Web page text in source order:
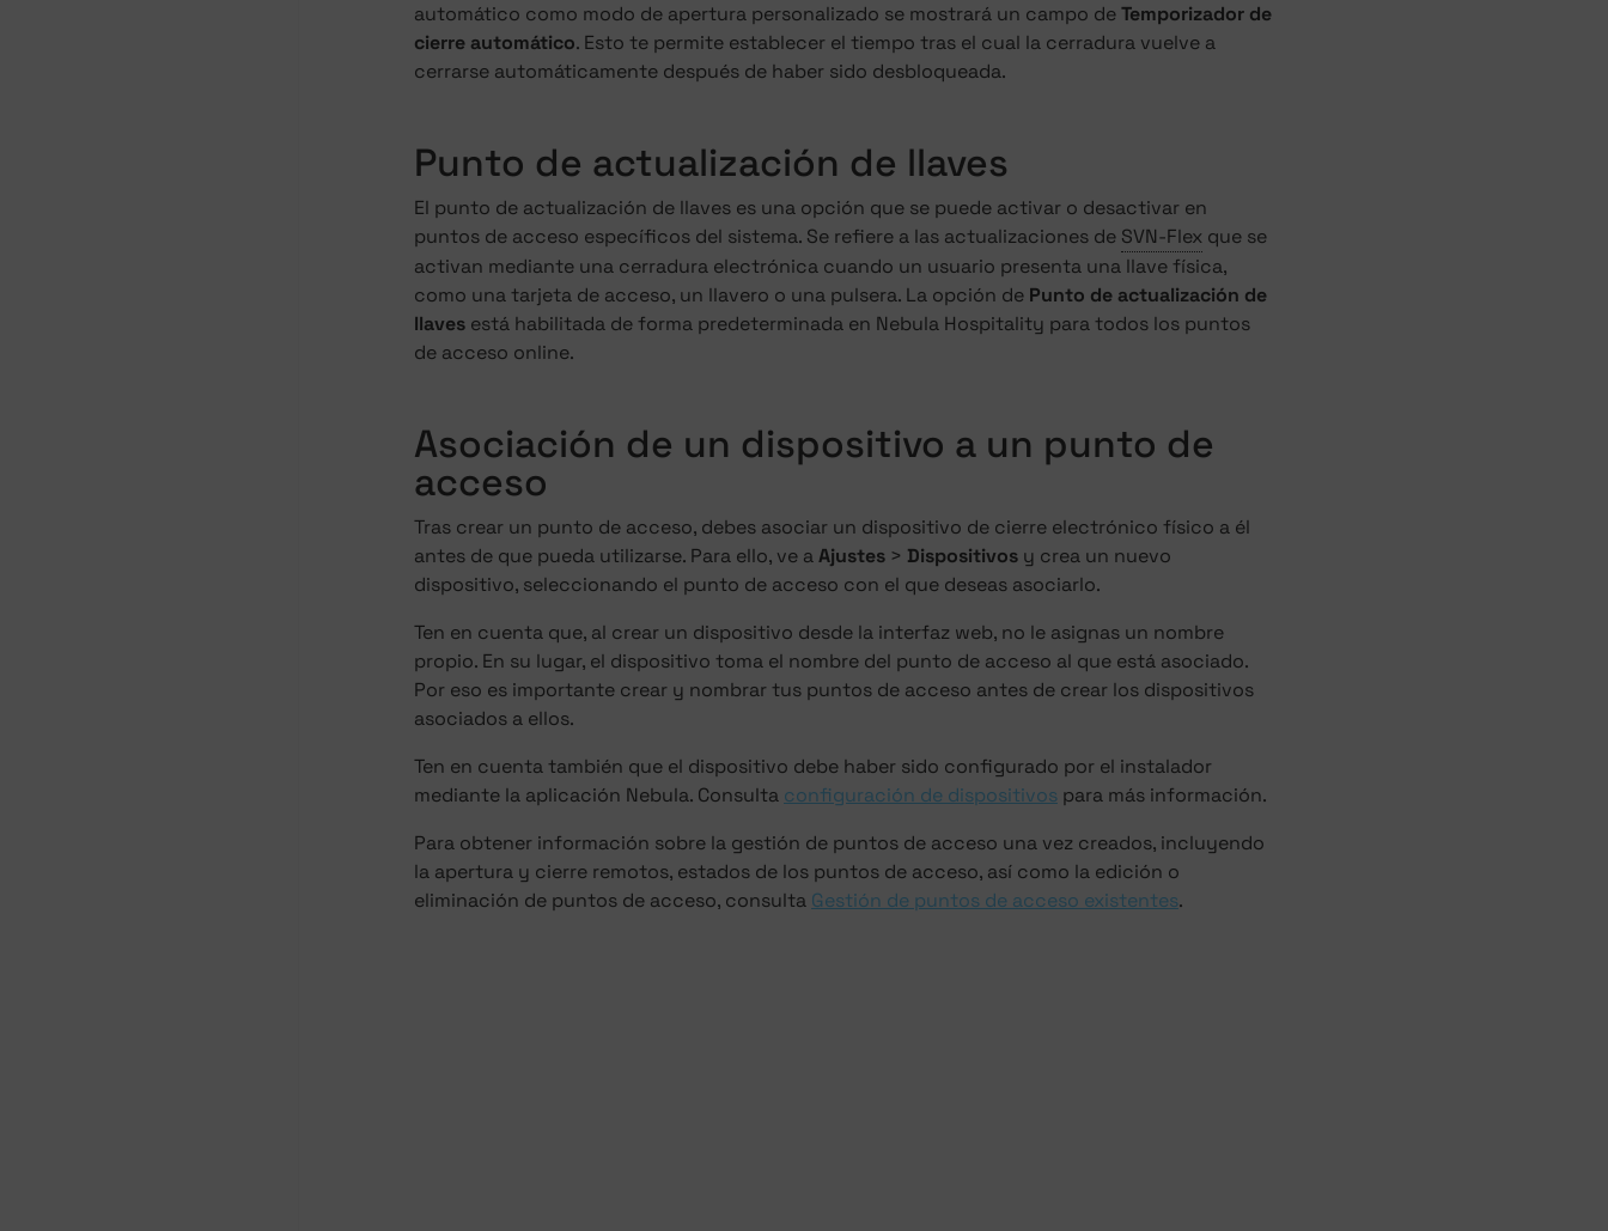
automático como modo de apertura personalizado se mostrará un campo deTemporizador de
cierre automático. Esto te permite establecer el tiempo tras el cual la cerradura vuelve a
cerrarse automáticamente después de haber sido desbloqueada.
Punto de actualización de llaves
El punto de actualización de llaves es una opción que se puede activar o desactivar en
puntos de acceso específicos del sistema. Se refiere a las actualizaciones de SVN-Flex que se
activan mediante una cerradura electrónica cuando un usuario presenta una llave física,
como una tarjeta de acceso, un llavero o una pulsera. La opción de Punto de actualización de
llaves está habilitada de forma predeterminada en Nebula Hospitality para todos los puntos
de acceso online.
Asociación de un dispositivo a un punto de
acceso
Tras crear un punto de acceso, debes asociar un dispositivo de cierre electrónico físico a él
antes de que pueda utilizarse. Para ello, ve aAjustes > Dispositivos y crea un nuevo
dispositivo, seleccionando el punto de acceso con el que deseas asociarlo.
Ten en cuenta que, al crear un dispositivo desde la interfaz web, no le asignas un nombre
propio. En su lugar, el dispositivo toma el nombre del punto de acceso al que está asociado.
Por eso es importante crear y nombrar tus puntos de acceso antes de crear los dispositivos
asociados a ellos.
Ten en cuenta también que el dispositivo debe haber sido configurado por el instalador
mediante la aplicación Nebula. Consulta configuración de dispositivos para más información.
Para obtener información sobre la gestión de puntos de acceso una vez creados, incluyendo
la apertura y cierre remotos, estados de los puntos de acceso, así como la edición o
eliminación de puntos de acceso, consulta Gestión de puntos de acceso existentes.